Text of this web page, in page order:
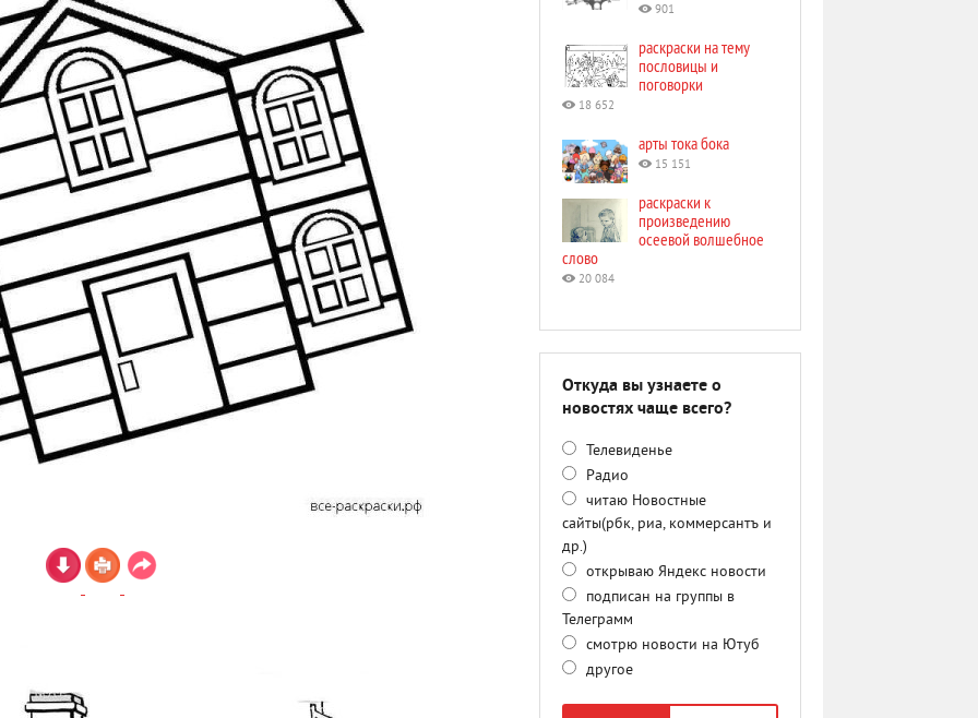
901
раскраски на тему
пословицы и
поговорки
18 652
арты тока бока
15 151
раскраски к
произведению
осеевой волшебное
слово
20 084
Откуда вы узнаете о
новостях чаще всего?
Телевиденье
Радио
читаю Новостные
сайты(рбк, риа, коммерсантъ и
др.)
открываю Яндекс новости
подписан на группы в
Телеграмм
смотрю новости на Ютуб
другое